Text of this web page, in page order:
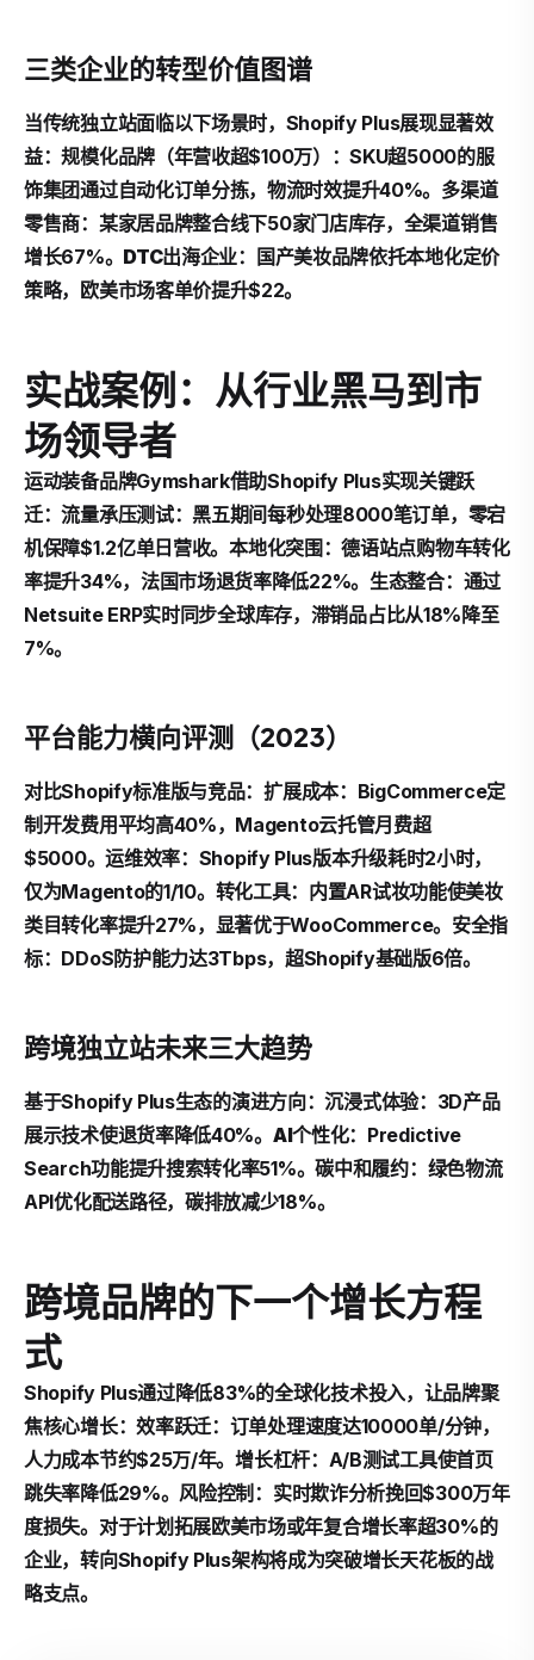
三类企业的转型价值图谱
当传统独立站面临以下场景时，Shopify Plus展现显著效
益：规模化品牌（年营收超$100万）：SKU超5000的服
饰集团通过自动化订单分拣，物流时效提升40%。 多渠道
零售商：某家居品牌整合线下50家门店库存，全渠道销售
增长67%。 DTC出海企业：国产美妆品牌依托本地化定价
策略，欧美市场客单价提升$22。
实战案例：从行业黑马到市
场领导者
运动装备品牌Gymshark借助Shopify Plus实现关键跃
迁：流量承压测试：黑五期间每秒处理8000笔订单，零宕
机保障$1.2亿单日营收。本地化突围 ：德语站点购物车转化
率提升34%，法国市场退货率降低22%。 生态整合：通过
Netsuite ERP实时同步全球库存，滞销品占比从18%降至
7%。
平台能力横向评测（2023）
对比Shopify标准版与竞品：扩展成本：BigCommerce定
制开发费用平均高40%，Magento云托管月费超
$5000。运维效率：Shopify Plus版本升级耗时2小时，
仅为Magento的1/10。 转化工具：内置AR试妆功能使美妆
类目转化率提升27%，显著优于WooCommerce。 安全指
标：DDoS防护能力达3Tbps，超Shopify基础版6倍。
跨境独立站未来三大趋势
基于Shopify Plus生态的演进方向：沉浸式体验：3D产品
展示技术使退货率降低40%。 AI个性化：Predictive
Search功能提升搜索转化率51%。碳中和履约：绿色物流
API优化配送路径，碳排放减少18%。
跨境品牌的下一个增长方程
式
Shopify Plus通过降低83%的全球化技术投入，让品牌聚
焦核心增长：效率跃迁：订单处理速度达10000单/分钟，
人力成本节约$25万/年。增长杠杆：A/B测试工具使首页
跳失率降低29%。 风险控制 ：实时欺诈分析挽回$300万年
度损失。对于计划拓展欧美市场或年复合增长率超30%的
企业，转向Shopify Plus架构将成为突破增长天花板的战
略支点。